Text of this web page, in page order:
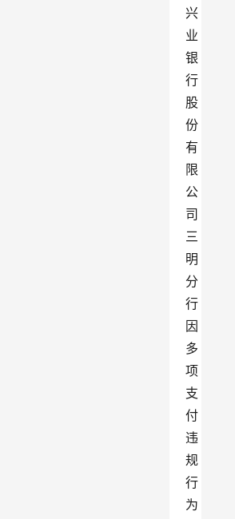
兴
业
银
行
股
份
有
限
公
司
三
明
分
行
因
多
项
支
付
违
规
行
为